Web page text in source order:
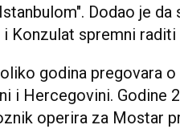
Dodao je da
Konzulat spremni raditi
godina pregovara
i Hercegovini. Godine
operira za Mostar